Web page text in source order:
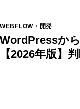
WEBFLOW・開発
WordPressか
【2026年版】